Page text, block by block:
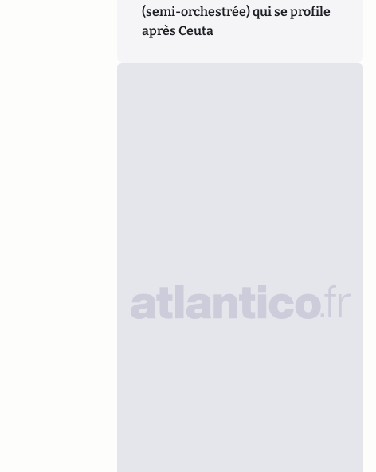
(semi-orchestrée) qui se profile
après Ceuta